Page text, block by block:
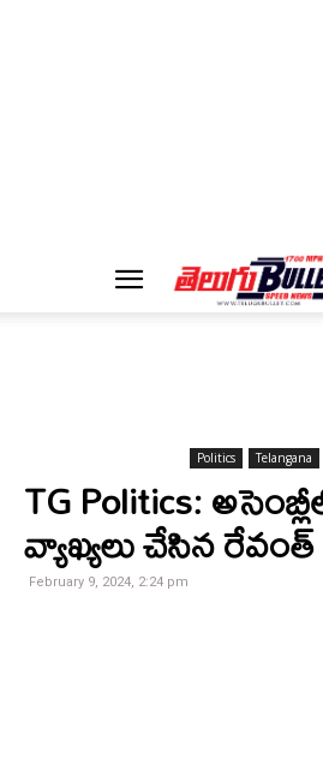
Politics Telangana
TG Politics:
వ్యాఖ్యలు చేసిన రేవంత్
February 9, 2024, 2:24 pm